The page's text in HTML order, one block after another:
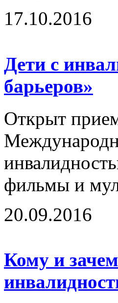
17.10.2016
Дети с
барьеров»
Открыт
фильмы и
20.09.2016
Кому и